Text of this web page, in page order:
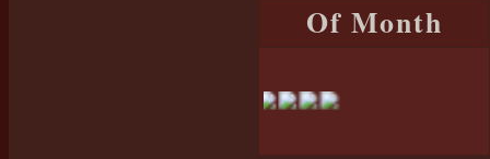
Of Month